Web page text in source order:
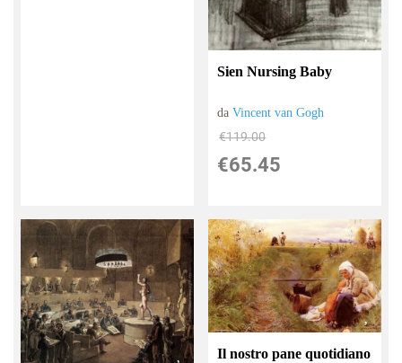
Sien Nursing Baby
daVincent van Gogh
€119.00
€65.45
Il nostro pane quotidiano